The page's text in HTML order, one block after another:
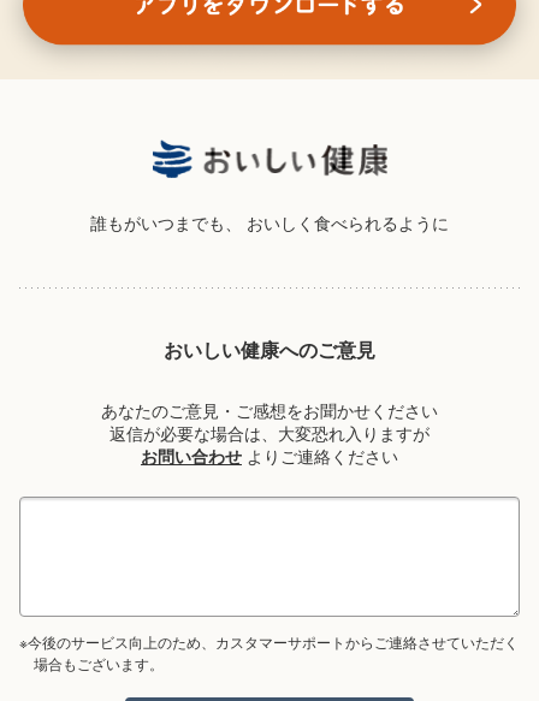
誰もがいつまでも、 おいしく食べられるように
おいしい健康へのご意見
あなたのご意見・ご感想をお聞かせください
返信が必要な場合は、大変恐れ入りますが
お問い合わせ よりご連絡ください
※今後のサービス向上のため、カスタマーサポートからご連絡させていただく
場合もございます。